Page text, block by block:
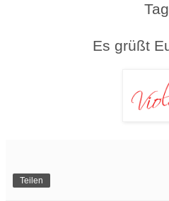
Es grüßt
Teilen